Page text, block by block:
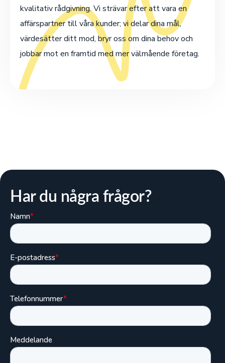
kvalitativ rådgivning. Vi strävar efter att vara en
affärspartner till våra kunder; vi delar dina mål,
värdesätter ditt mod, bryr oss om dina behov och
jobbar mot en framtid med mer välmående företag.
Har du några frågor?